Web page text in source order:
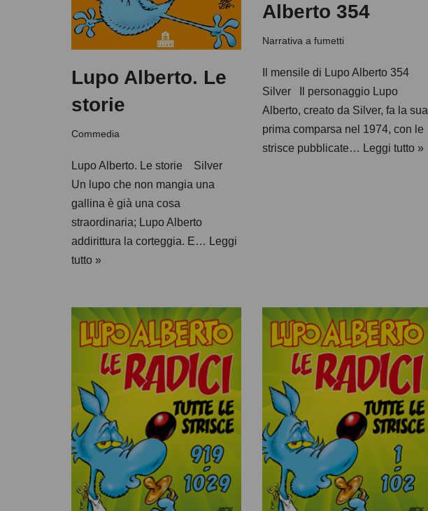
Lupo Alberto. Le
storie
Commedia
Lupo Alberto. Le storie Silver
Un lupo che non mangia una
gallina è già una cosa
straordinaria; Lupo Alberto
addirittura la corteggia. E… Leggi
tutto »
Alberto 354
Narrativa a fumetti
Il mensile di Lupo Alberto 354
Silver Il personaggio Lupo
Alberto, creato da Silver, fa la sua
prima comparsa nel 1974, con le
strisce pubblicate… Leggi tutto »